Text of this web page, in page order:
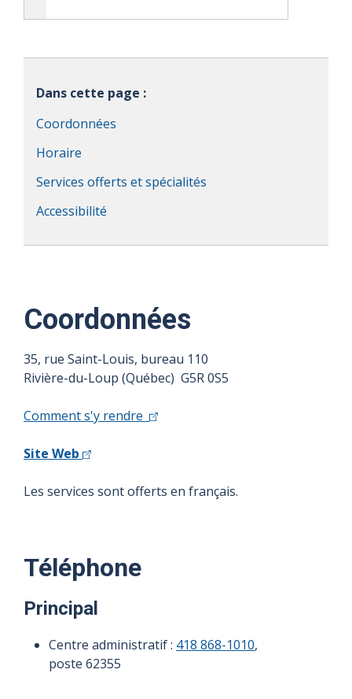
Dans cette page :
Coordonnées
Horaire
Services offerts et spécialités
Accessibilité
Coordonnées
35, rue Saint-Louis, bureau 110
Rivière-du-Loup (Québec) G5R 0S5
Comment s'y rendre
Site Web
Les services sont offerts en français.
Téléphone
Principal
Centre administratif : 418 868-1010,
poste 62355